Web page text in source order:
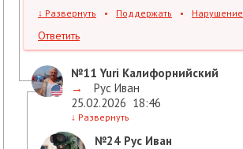
↓ Развернуть • Поддержать • Нарушение
Ответить
№11 Yuri Калифорнийский
→
Рус Иван
25.02.2026 18:46
↓ Развернуть
№24 Рус Иван